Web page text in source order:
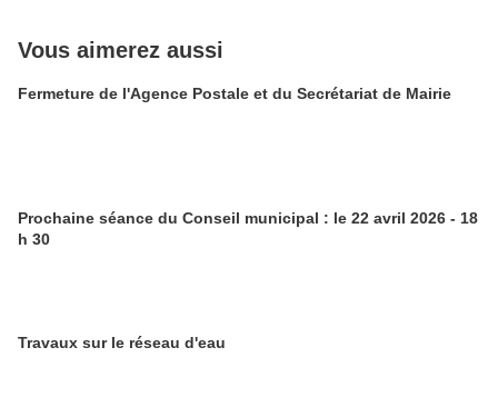
Vous aimerez aussi
Fermeture de l'Agence Postale et du Secrétariat de Mairie
Prochaine séance du Conseil municipal : le 22 avril 2026 - 18
h 30
Travaux sur le réseau d'eau